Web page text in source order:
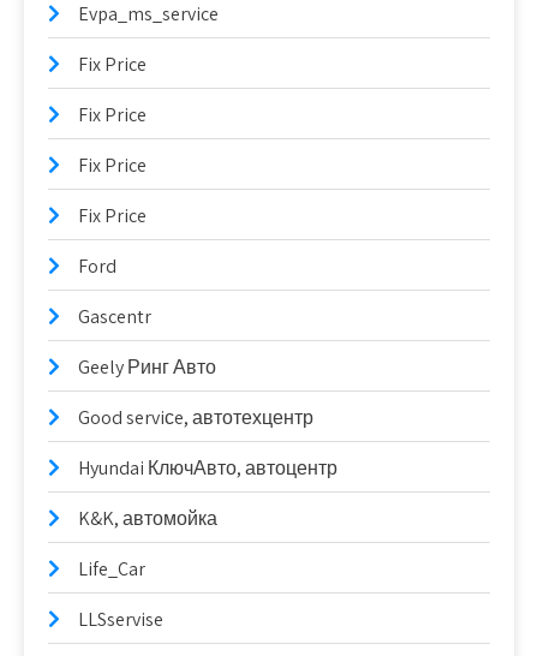
Evpa_ms_service
Fix Price
Fix Price
Fix Price
Fix Price
Ford
Gascentr
Geely Ринг Авто
Good serviсe, автотехцентр
Hyundai КлючАвто, автоцентр
K&K, автомойка
Life_Car
LLSservise